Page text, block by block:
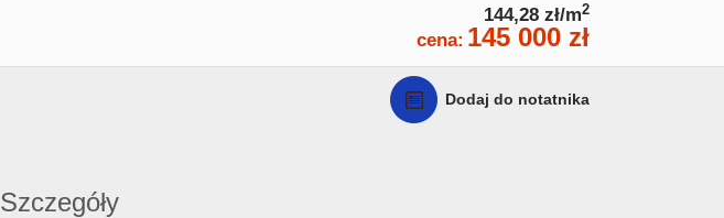
144,28 zł/m2
cena: 145 000 zł
Dodaj do notatnika
Szczegóły